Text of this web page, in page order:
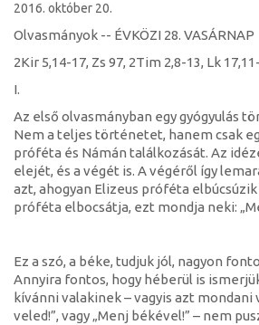
2016. október 20.
Olvasmányok -- ÉVKÖZI 28. VASÁRNAP
2Kir 5,14-17, Zs 97, 2Tim 2,8-13, Lk
I.
Az első olvasmányban egy gyógyulás
Nem a teljes történetet, hanem csak
próféta és Námán találkozását. Az
elejét, és a végét is. A végéről így
azt, ahogyan Elizeus próféta
próféta elbocsátja, ezt mondja neki:
Ez a szó, a béke, tudjuk jól, nagyon
Annyira fontos, hogy héberül is
kívánni valakinek – vagyis azt mondani
veled!”, vagy „Menj békével!” – nem